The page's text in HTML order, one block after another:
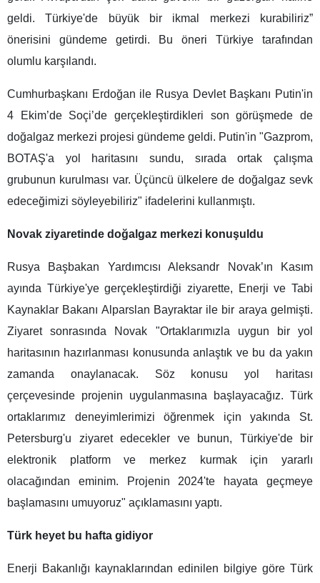
geldi. Türkiye'de büyük bir ikmal merkezi kurabiliriz”
önerisini gündeme getirdi. Bu öneri Türkiye tarafından
olumlu karşılandı.
Cumhurbaşkanı Erdoğan ile Rusya Devlet Başkanı Putin'in
4 Ekim’de Soçi’de gerçekleştirdikleri son görüşmede de
doğalgaz merkezi projesi gündeme geldi. Putin'in "Gazprom,
BOTAŞ'a yol haritasını sundu, sırada ortak çalışma
grubunun kurulması var. Üçüncü ülkelere de doğalgaz sevk
edeceğimizi söyleyebiliriz" ifadelerini kullanmıştı.
Novak ziyaretinde doğalgaz merkezi konuşuldu
Rusya Başbakan Yardımcısı Aleksandr Novak’ın Kasım
ayında Türkiye'ye gerçekleştirdiği ziyarette, Enerji ve Tabi
Kaynaklar Bakanı Alparslan Bayraktar ile bir araya gelmişti.
Ziyaret sonrasında Novak "Ortaklarımızla uygun bir yol
haritasının hazırlanması konusunda anlaştık ve bu da yakın
zamanda onaylanacak. Söz konusu yol haritası
çerçevesinde projenin uygulanmasına başlayacağız. Türk
ortaklarımız deneyimlerimizi öğrenmek için yakında St.
Petersburg'u ziyaret edecekler ve bunun, Türkiye'de bir
elektronik platform ve merkez kurmak için yararlı
olacağından eminim. Projenin 2024'te hayata geçmeye
başlamasını umuyoruz" açıklamasını yaptı.
Türk heyet bu hafta gidiyor
Enerji Bakanlığı kaynaklarından edinilen bilgiye göre Türk